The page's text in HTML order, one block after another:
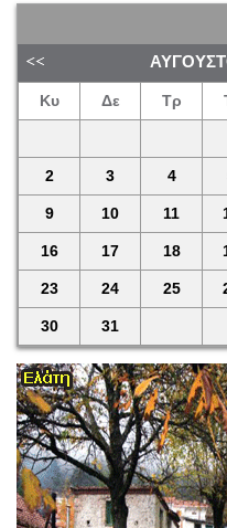
Κυ Δε Τρ
2 3 4
9 10 11
16 17 18
23 24 25
30 31